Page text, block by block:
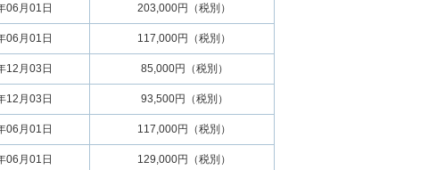
06月01日 203,000円（税別）
06月01日 117,000円（税別）
12月03日 85,000円（税別）
12月03日 93,500円（税別）
06月01日 117,000円（税別）
06月01日 129,000円（税別）